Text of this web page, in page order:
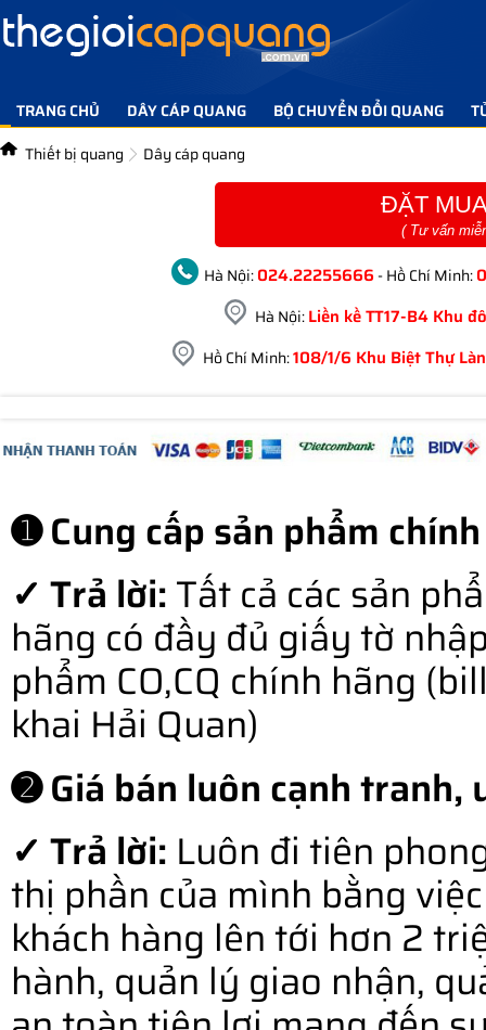
TRANG CHỦ DÂY CÁP QUANG BỘ CHUYỂN ĐỔI QUANG
TIN TỨC GIẢI PHÁP
LIÊN HỆ
Thiết bị quang Dây cáp quang
ĐẶT
( Tư vấn
Hà Nội:024.22255666 - Hồ Chí Minh:
Hà Nội:Liền kề TT17-B4 Khu
Hồ Chí Minh:108/1/6 Khu Biệt Thự
➊ Cung cấp sản phẩm
✓ Trả lời:Tất cả các sản
hãng có đầy đủ giấy tờ
phẩm CO,CQ chính hãng
khai Hải Quan)
➋ Giá bán luôn cạnh tranh,
✓ Trả lời: Luôn đi tiên
thị phần của mình bằng
khách hàng lên tới hơn 2
hành, quản lý giao nhận,